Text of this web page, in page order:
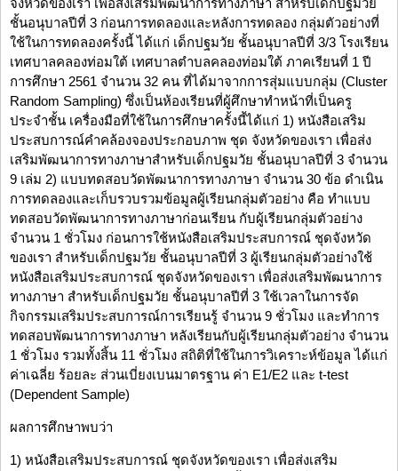
จังหวัดของเรา เพื่อส่งเสริมพัฒนาการทางภาษา สำหรับเด็กปฐมวัย
ชั้นอนุบาลปีที่ 3 ก่อนการทดลองและหลังการทดลอง กลุ่มตัวอย่างที่
ใช้ในการทดลองครั้งนี้ ได้แก่ เด็กปฐมวัย ชั้นอนุบาลปีที่ 3/3 โรงเรียน
เทศบาลคลองท่อมใต้ เทศบาลตำบลคลองท่อมใต้ ภาคเรียนที่ 1 ปี
การศึกษา 2561 จำนวน 32 คน ที่ได้มาจากการสุ่มแบบกลุ่ม (Cluster
Random Sampling) ซึ่งเป็นห้องเรียนที่ผู้ศึกษาทำหน้าที่เป็นครู
ประจำชั้น เครื่องมือที่ใช้ในการศึกษาครั้งนี้ได้แก่ 1) หนังสือเสริม
ประสบการณ์คำคล้องจองประกอบภาพ ชุด จังหวัดของเรา เพื่อส่ง
เสริมพัฒนาการทางภาษาสำหรับเด็กปฐมวัย ชั้นอนุบาลปีที่ 3 จำนวน
9 เล่ม 2) แบบทดสอบวัดพัฒนาการทางภาษา จำนวน 30 ข้อ ดำเนิน
การทดลองและเก็บรวบรวมข้อมูลผู้เรียนกลุ่มตัวอย่าง คือ ทำแบบ
ทดสอบวัดพัฒนาการทางภาษาก่อนเรียน กับผู้เรียนกลุ่มตัวอย่าง
จำนวน 1 ชั่วโมง ก่อนการใช้หนังสือเสริมประสบการณ์ ชุดจังหวัด
ของเรา สำหรับเด็กปฐมวัย ชั้นอนุบาลปีที่ 3 ผู้เรียนกลุ่มตัวอย่างใช้
หนังสือเสริมประสบการณ์ ชุดจังหวัดของเรา เพื่อส่งเสริมพัฒนาการ
ทางภาษา สำหรับเด็กปฐมวัย ชั้นอนุบาลปีที่ 3 ใช้เวลาในการจัด
กิจกรรมเสริมประสบการณ์การเรียนรู้ จำนวน 9 ชั่วโมง และทำการ
ทดสอบพัฒนาการทางภาษา หลังเรียนกับผู้เรียนกลุ่มตัวอย่าง จำนวน
1 ชั่วโมง รวมทั้งสิ้น 11 ชั่วโมง สถิติที่ใช้ในการวิเคราะห์ข้อมูล ได้แก่
ค่าเฉลี่ย ร้อยละ ส่วนเบี่ยงเบนมาตรฐาน ค่า E1/E2 และ t-test
(Dependent Sample)
ผลการศึกษาพบว่า
1) หนังสือเสริมประสบการณ์ ชุดจังหวัดของเรา เพื่อส่งเสริม